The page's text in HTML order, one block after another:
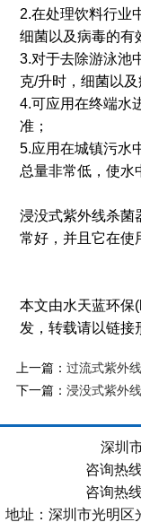
2.在处理饮料行业
细菌以及病毒的有
3.对于去除游泳池
克/升时，细菌以
4.可应用在终端水
准；
5.应用在城镇污水
总量非常低，使水
浸没式紫外线杀菌
常好，并且它在使
本文由水天蓝环保
发，转载请以链
上一篇： 过流式紫外
下一篇： 浸没式紫外
深圳
咨询热
咨询热
地址：深圳市光明区